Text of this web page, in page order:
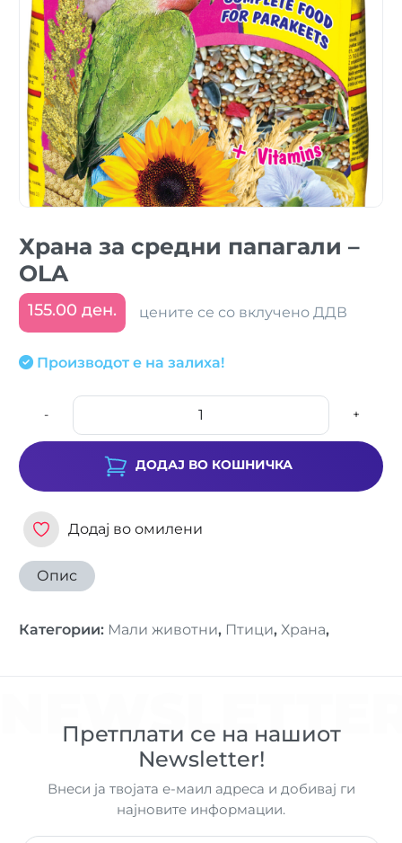
Храна за средни папагали –
OLA
155.00 ден. цените се со вклучено ДДВ
Производот е на залиха!
- +
ДОДАЈ ВО КОШНИЧКА
Додај во омилени
Опис
Категории: Мали животни, Птици, Храна,
Претплати се на нашиот
Newsletter!
Внеси ја твојата е-маил адреса и добивај ги
најновите информации.